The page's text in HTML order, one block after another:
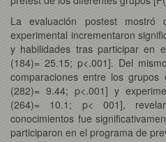
La evaluación postest
experimental incrementaron
y habilidades tras participar en
(184)= 25.15; p<.001]. Del
comparaciones entre los
(282)= 9.44; p<.001] y
(264)= 10.1; p< 001],
conocimientos fue
participaron en el programa de